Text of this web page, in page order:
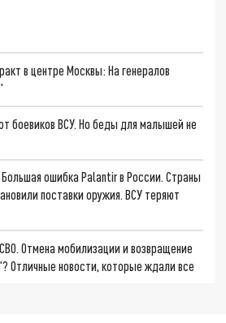
в центре Москвы: На генералов
боевиков ВСУ. Но беды для малышей не
ошибка Palantir в России. Страны
поставки оружия. ВСУ теряют
Отмена мобилизации и возвращение
Отличные новости, которые ждали все